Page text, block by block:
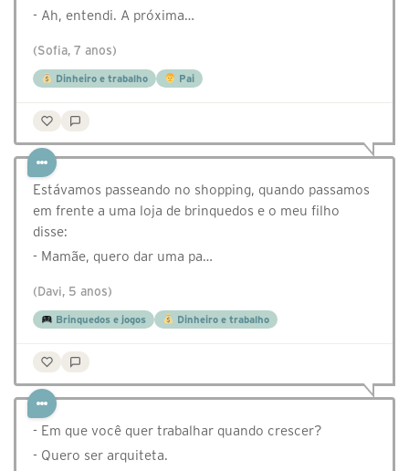
- Ah, entendi. A próxima…
(Sofia, 7 anos)
Dinheiro e trabalho Pai
Estávamos passeando no shopping, quando passamos
em frente a uma loja de brinquedos e o meu filho
disse:
- Mamãe, quero dar uma pa…
(Davi, 5 anos)
Brinquedos e jogos Dinheiro e trabalho
- Em que você quer trabalhar quando crescer?
- Quero ser arquiteta.